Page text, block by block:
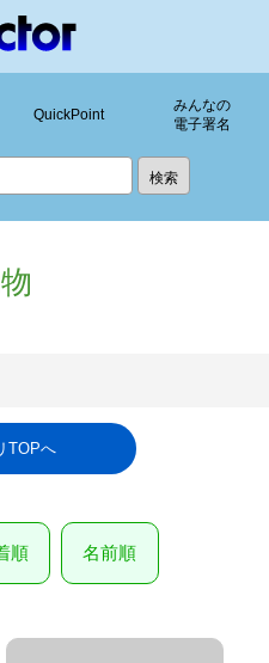
QuickPoint
みんなの
電子署名
TOPへ
順 名前順